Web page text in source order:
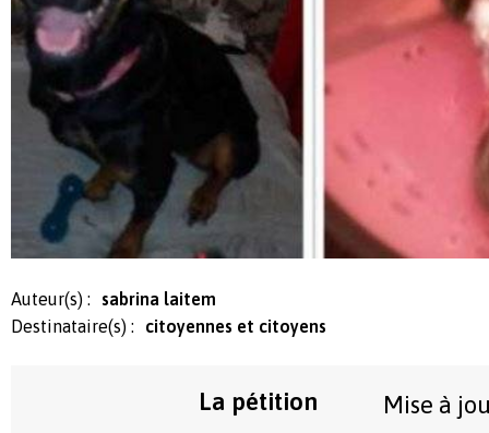
Auteur(s) :
sabrina laitem
Destinataire(s) :
citoyennes et citoyens
La pétition Mise à